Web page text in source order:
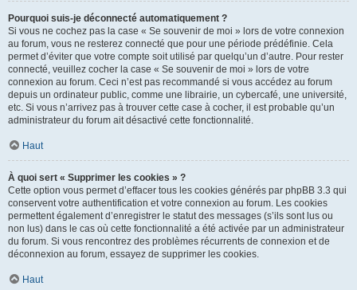
Pourquoi suis-je déconnecté automatiquement ?
Si vous ne cochez pas la case « Se souvenir de moi » lors de votre connexion
au forum, vous ne resterez connecté que pour une période prédéfinie. Cela
permet d’éviter que votre compte soit utilisé par quelqu’un d’autre. Pour rester
connecté, veuillez cocher la case « Se souvenir de moi » lors de votre
connexion au forum. Ceci n’est pas recommandé si vous accédez au forum
depuis un ordinateur public, comme une librairie, un cybercafé, une université,
etc. Si vous n’arrivez pas à trouver cette case à cocher, il est probable qu’un
administrateur du forum ait désactivé cette fonctionnalité.
Haut
À quoi sert « Supprimer les cookies » ?
Cette option vous permet d’effacer tous les cookies générés par phpBB 3.3 qui
conservent votre authentification et votre connexion au forum. Les cookies
permettent également d’enregistrer le statut des messages (s’ils sont lus ou
non lus) dans le cas où cette fonctionnalité a été activée par un administrateur
du forum. Si vous rencontrez des problèmes récurrents de connexion et de
déconnexion au forum, essayez de supprimer les cookies.
Haut